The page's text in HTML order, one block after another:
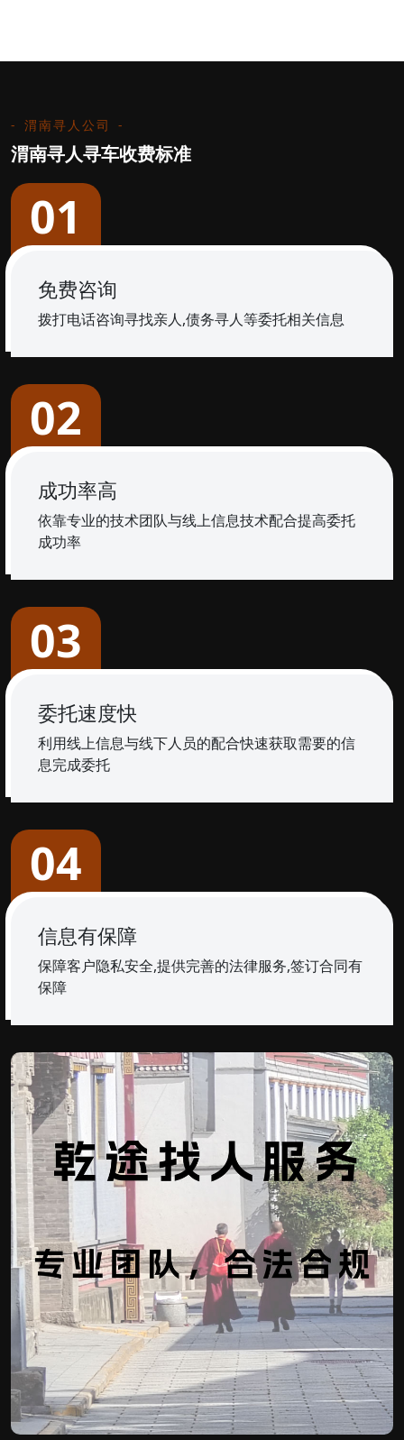
渭南寻人公司
渭南寻人寻车收费标准
01
免费咨询
拨打电话咨询寻找亲人,债务寻人等委托相关信息
02
成功率高
依靠专业的技术团队与线上信息技术配合提高委托
成功率
03
委托速度快
利用线上信息与线下人员的配合快速获取需要的信
息完成委托
04
信息有保障
保障客户隐私安全,提供完善的法律服务,签订合同有
保障